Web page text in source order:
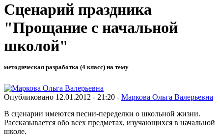
Сценарий праздника
"Прощание с начальной
школой"
методическая разработка (4 класс) на тему
Опубликовано 12.01.2012 - 21:20 - Маркова Ольга Валерьевна
В сценарии имеются песни-переделки о школьной жизни.
Рассказывается обо всех предметах, изучающихся в начальной
школе.